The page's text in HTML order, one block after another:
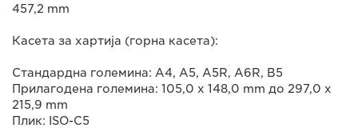
457,2 mm
Касета за хартија (горна касета):
Стандардна големина: A4, A5, A5R, A6R, B5
Прилагодена големина: 105,0 x 148,0 mm до 297,0 x
215,9 mm
Плик: ISO-C5